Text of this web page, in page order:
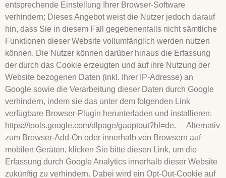
entsprechende Einstellung Ihrer Browser-Software
verhindern; Dieses Angebot weist die Nutzer jedoch darauf
hin, dass Sie in diesem Fall gegebenenfalls nicht sämtliche
Funktionen dieser Website vollumfänglich werden nutzen
können. Die Nutzer können darüber hinaus die Erfassung
der durch das Cookie erzeugten und auf ihre Nutzung der
Website bezogenen Daten (inkl. Ihrer IP-Adresse) an
Google sowie die Verarbeitung dieser Daten durch Google
verhindern, indem sie das unter dem folgenden Link
verfügbare Browser-Plugin herunterladen und installieren:
https://tools.google.com/dlpage/gaoptout?hl=de. Alternativ
zum Browser-Add-On oder innerhalb von Browsern auf
mobilen Geräten, klicken Sie bitte diesen Link, um die
Erfassung durch Google Analytics innerhalb dieser Website
zukünftig zu verhindern. Dabei wird ein Opt-Out-Cookie auf